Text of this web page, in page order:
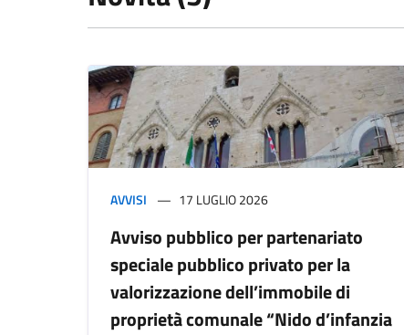
AVVISI 17 LUGLIO 2026
Avviso pubblico per partenariato
speciale pubblico privato per la
valorizzazione dell’immobile di
proprietà comunale “Nido d’infanzia